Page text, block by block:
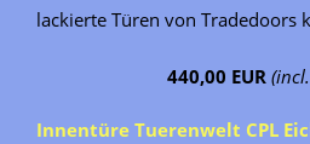
lackierte Türen von Tradedoors
440,00 EUR
Innentüre Tuerenwelt CPL